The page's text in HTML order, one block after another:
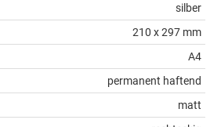
silber
210 x 297 mm
A4
permanent haftend
matt